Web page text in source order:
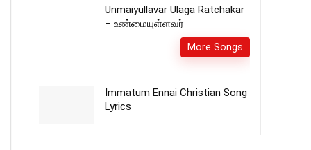
Unmaiyullavar Ulaga Ratchakar
– உண்மையுள்ளவர்
More Songs
Immatum Ennai Christian Song
Lyrics